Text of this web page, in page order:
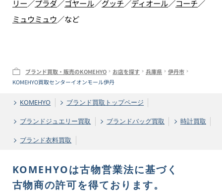
リー／プラダ／ゴヤール／グッチ／ディオール／コーチ／
ミュウミュウ／など
ブランド買取・販売のKOMEHYO お店を探す 兵庫県
伊丹市
KOMEHYO買取センターイオンモール伊丹
KOMEHYO ブランド買取トップページ
ブランドジュエリー買取 ブランドバッグ買取 時計買取
ブランド衣料買取
KOMEHYOは古物営業法に基づく
古物商の許可を得ております。